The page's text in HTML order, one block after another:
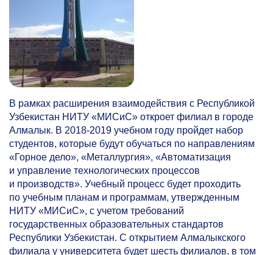
В рамках расширения взаимодействия с Республикой
Узбекистан НИТУ «МИСиС» откроет филиал в городе
Алмалык. В 2018-2019 учебном году пройдет набор
студентов, которые будут обучаться по направлениям
«Горное дело», «Металлургия», «Автоматизация
и управление технологических процессов
и производств». Учебный процесс будет проходить
по учебным планам и программам, утвержденным
НИТУ «МИСиС», с учетом требований
государственных образовательных стандартов
Республики Узбекистан. С открытием Алмалыкского
филиала у университета будет шесть филиалов, в том